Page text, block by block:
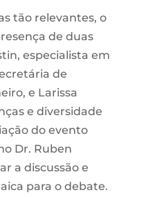
tão relevantes, o
de duas
especialista em
de
e Larissa
e diversidade
do evento
Dr. Ruben
a discussão e
para o debate.